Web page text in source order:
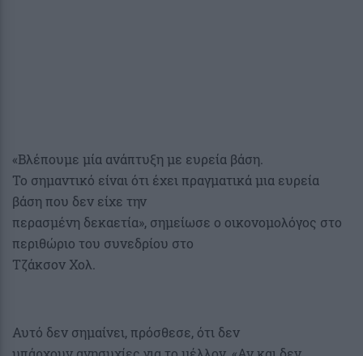
«Βλέπουμε μία ανάπτυξη με ευρεία βάση.
Το σημαντικό είναι ότι έχει πραγματικά μια ευρεία
βάση που δεν είχε την
περασμένη δεκαετία», σημείωσε ο οικονομολόγος στο
περιθώριο του συνεδρίου στο
Τζάκσον Χολ.
Αυτό δεν σημαίνει, πρόσθεσε, ότι δεν